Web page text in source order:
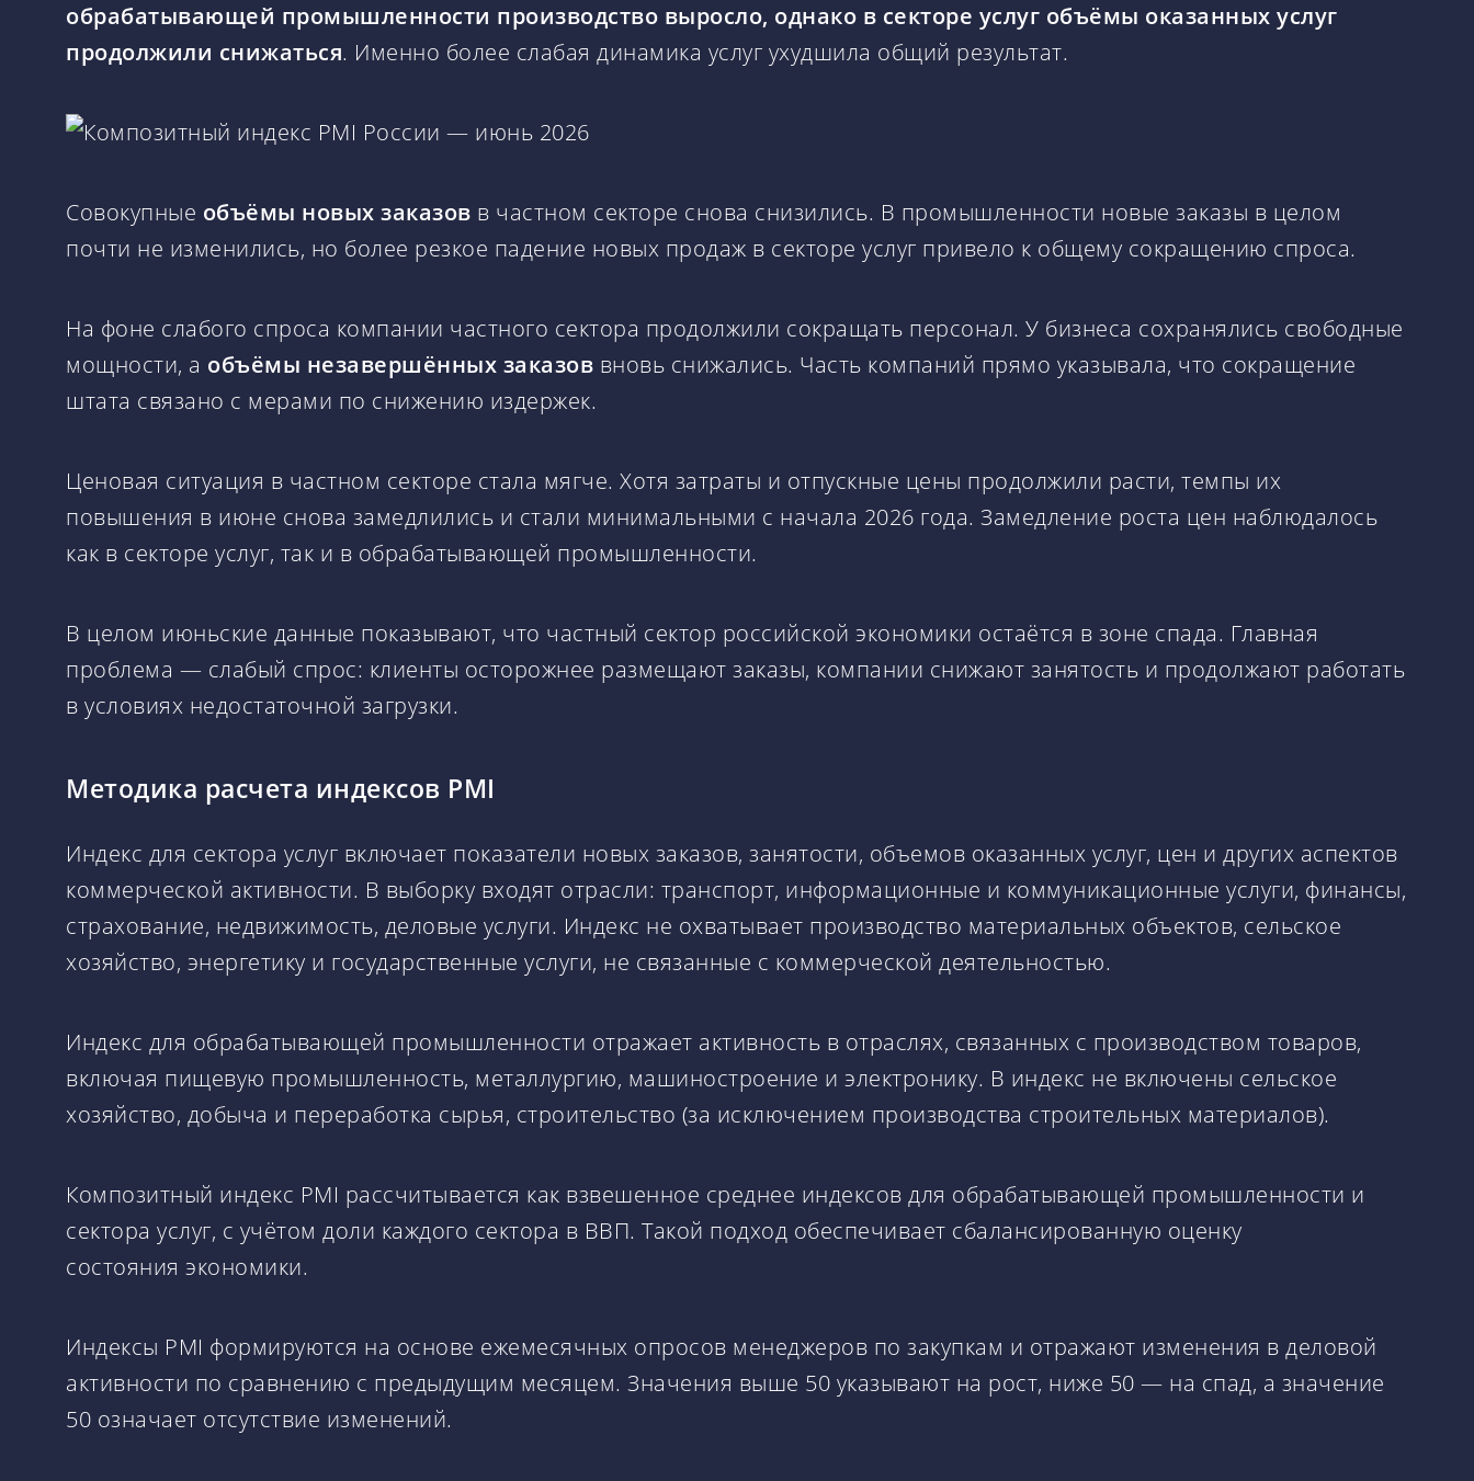
обрабатывающей промышленности производство выросло, однако в секторе услуг объёмы оказанных услуг
продолжили снижаться. Именно более слабая динамика услуг ухудшила общий результат.
Совокупные объёмы новых заказов в частном секторе снова снизились. В промышленности новые заказы в целом
почти не изменились, но более резкое падение новых продаж в секторе услуг привело к общему сокращению спроса.
На фоне слабого спроса компании частного сектора продолжили сокращать персонал. У бизнеса сохранялись свободные
мощности, а объёмы незавершённых заказов вновь снижались. Часть компаний прямо указывала, что сокращение
штата связано с мерами по снижению издержек.
Ценовая ситуация в частном секторе стала мягче. Хотя затраты и отпускные цены продолжили расти, темпы их
повышения в июне снова замедлились и стали минимальными с начала 2026 года. Замедление роста цен наблюдалось
как в секторе услуг, так и в обрабатывающей промышленности.
В целом июньские данные показывают, что частный сектор российской экономики остаётся в зоне спада. Главная
проблема — слабый спрос: клиенты осторожнее размещают заказы, компании снижают занятость и продолжают работать
в условиях недостаточной загрузки.
Методика расчета индексов PMI
Индекс для сектора услуг включает показатели новых заказов, занятости, объемов оказанных услуг, цен и других аспектов
коммерческой активности. В выборку входят отрасли: транспорт, информационные и коммуникационные услуги, финансы,
страхование, недвижимость, деловые услуги. Индекс не охватывает производство материальных объектов, сельское
хозяйство, энергетику и государственные услуги, не связанные с коммерческой деятельностью.
Индекс для обрабатывающей промышленности отражает активность в отраслях, связанных с производством товаров,
включая пищевую промышленность, металлургию, машиностроение и электронику. В индекс не включены сельское
хозяйство, добыча и переработка сырья, строительство (за исключением производства строительных материалов).
Композитный индекс PMI рассчитывается как взвешенное среднее индексов для обрабатывающей промышленности и
сектора услуг, с учётом доли каждого сектора в ВВП. Такой подход обеспечивает сбалансированную оценку
состояния экономики.
Индексы PMI формируются на основе ежемесячных опросов менеджеров по закупкам и отражают изменения в деловой
активности по сравнению с предыдущим месяцем. Значения выше 50 указывают на рост, ниже 50 — на спад, а значение
50 означает отсутствие изменений.